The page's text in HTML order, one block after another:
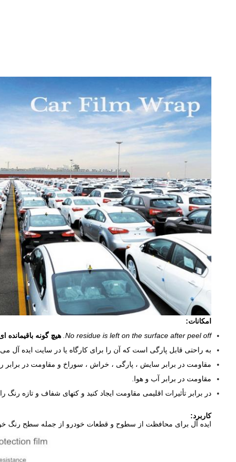
امکانات:
No residue is left on the surface after peel off. هیچ گونه
به راحتی قابل پارگی است که آن را برای کارگاه یا در سایت ایده آل می
مقاومت در برابر سایش ، پارگی ، خراش ، سوراخ و مقاومت در
مقاومت در برابر آب و هوا.
در برابر تأثیرات اقلیمی مقاومت ایجاد کنید و کتهای شفاف و تازه رنگ را
کاربرد:
ایده آل برای محافظت از سطوح و قطعات خودرو از جمله سطح رنگ